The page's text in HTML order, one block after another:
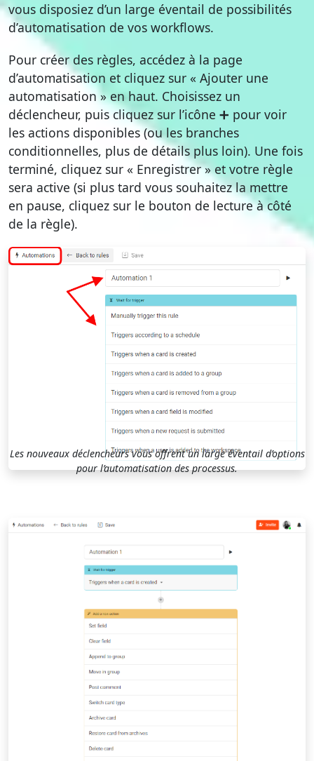
vous disposiez d’un large éventail de possibilités
d’automatisation de vos workflows.
Pour créer des règles, accédez à la page
d’automatisation et cliquez sur « Ajouter une
automatisation » en haut. Choisissez un
déclencheur, puis cliquez sur l’icône ➕ pour voir
les actions disponibles (ou les branches
conditionnelles, plus de détails plus loin). Une fois
terminé, cliquez sur « Enregistrer » et votre règle
sera active (si plus tard vous souhaitez la mettre
en pause, cliquez sur le bouton de lecture à côté
de la règle).
Les nouveaux déclencheurs vous offrent un large éventail d’options
pour l’automatisation des processus.